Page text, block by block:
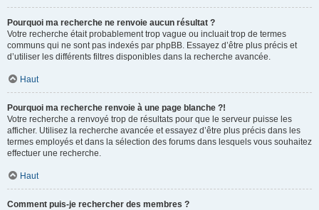
Pourquoi ma recherche ne renvoie aucun résultat ?
Votre recherche était probablement trop vague ou incluait trop de termes
communs qui ne sont pas indexés par phpBB. Essayez d’être plus précis et
d’utiliser les différents filtres disponibles dans la recherche avancée.
Haut
Pourquoi ma recherche renvoie à une page blanche ?!
Votre recherche a renvoyé trop de résultats pour que le serveur puisse les
afficher. Utilisez la recherche avancée et essayez d’être plus précis dans les
termes employés et dans la sélection des forums dans lesquels vous souhaitez
effectuer une recherche.
Haut
Comment puis-je rechercher des membres ?